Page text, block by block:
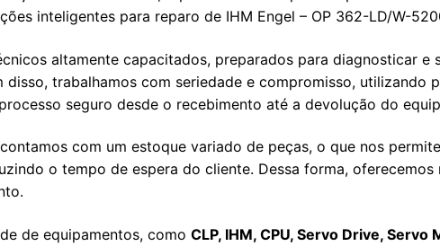
inteligentes para reparo de IHM Engel – OP 362-LD/W-
altamente capacitados, preparados para diagnosticar e
disso, trabalhamos com seriedade e compromisso, utilizando
seguro desde o recebimento até a devolução do
com um estoque variado de peças, o que nos
o tempo de espera do cliente. Dessa forma, oferecemos
de equipamentos, como CLP, IHM, CPU, Servo Drive,